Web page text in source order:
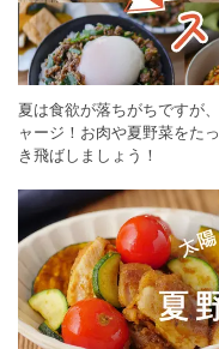
夏は食欲が落ちがちですが
ャージ！お肉や夏野菜をた
き飛ばしましょう！